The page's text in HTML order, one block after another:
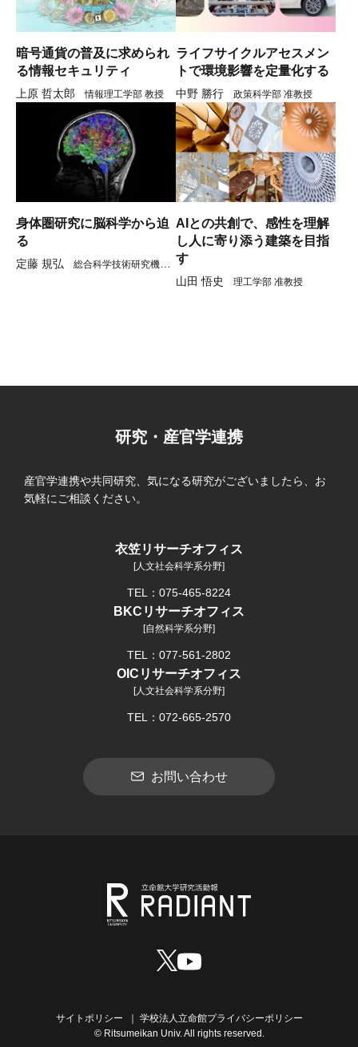
暗号通貨の普及に求められ
る情報セキュリティ
上原 哲太郎 情報理工学部 教授
ライフサイクルアセスメン
トで環境影響を定量化する
中野 勝行 政策科学部 准教授
身体圏研究に脳科学から迫
る
定藤 規弘
総合科学技術研究機構
AIとの共創で、感性を理解
し人に寄り添う建築を目指
す
山田 悟史 理工学部 准教授
研究・産官学連携
産官学連携や共同研究、気になる研究がございましたら、お
気軽にご相談ください。
衣笠リサーチオフィス
[人文社会科学系分野]
TEL：075-465-8224
BKCリサーチオフィス
[自然科学系分野]
TEL：077-561-2802
OICリサーチオフィス
[人文社会科学系分野]
TEL：072-665-2570
お問い合わせ
© Ritsumeikan Univ. All rights reserved.
サイトポリシー 学校法人立命館プライバシーポリシー